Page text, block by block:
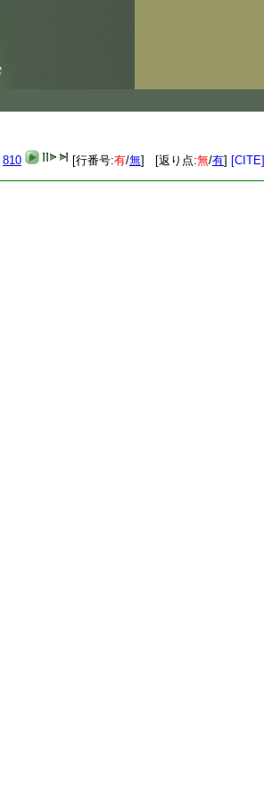
810 [行番号:有/無] [返り点:無/有] [CITE]